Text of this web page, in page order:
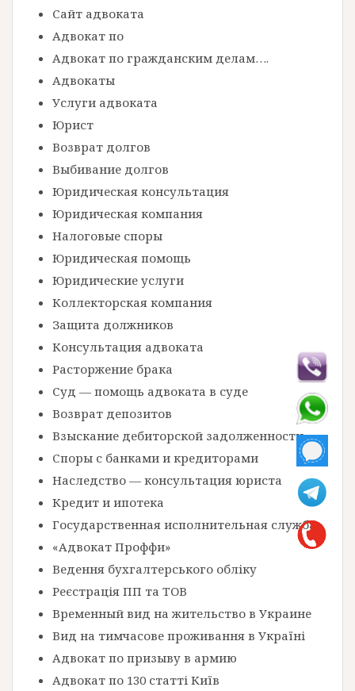
Сайт адвоката
Адвокат по
Адвокат по гражданским делам….
Адвокаты
Услуги адвоката
Юрист
Возврат долгов
Выбивание долгов
Юридическая консультация
Юридическая компания
Налоговые споры
Юридическая помощь
Юридические услуги
Коллекторская компания
Защита должников
Консультация адвоката
Расторжение брака
Суд — помощь адвоката в суде
Возврат депозитов
Взыскание дебиторской задолженности
Споры с банками и кредиторами
Наследство — консультация юриста
Кредит и ипотека
Государственная исполнительная служба
«Адвокат Проффи»
Ведення бухгалтерського обліку
Реєстрація ПП та ТОВ
Временный вид на жительство в Украине
Вид на тимчасове проживання в Україні
Адвокат по призыву в армию
Адвокат по 130 статті Київ